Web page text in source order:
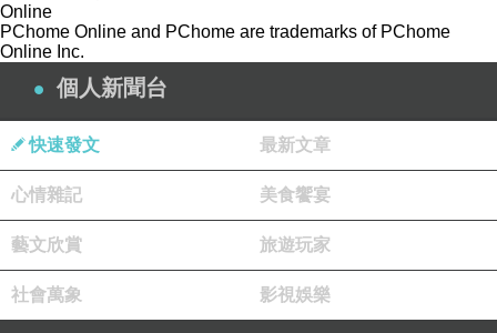
池，而後漸漸等待成乾逝的、不再讓人留下任何
記號的癡執水泥地。
兩段以悲摧色調為起點的愛情故事，相互疊
重要卻也最耗損心神的千里跋涉……
【小說吸睛特色】
《離開你的每一次準備》特別適合所有受困於
暗戀、單戀、苦戀、虐戀、以及失戀的人閱讀，
他們會發現愛一個人很美好卻也很殘酷，並隨著
Online
PChome Online and PChome are trademarks of PChome
Online Inc.
個人新聞台
快速發文 最新文章
心情雜記 美食饗宴
藝文欣賞 旅遊玩家
社會萬象 影視娛樂